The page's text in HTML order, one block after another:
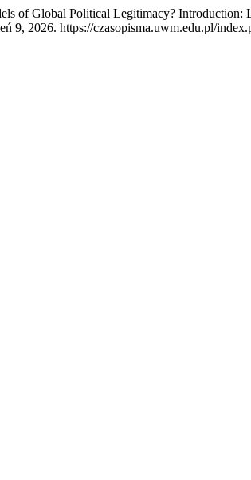
of Global Political Legitimacy? Introduction:
9, 2026. https://czasopisma.uwm.edu.pl/